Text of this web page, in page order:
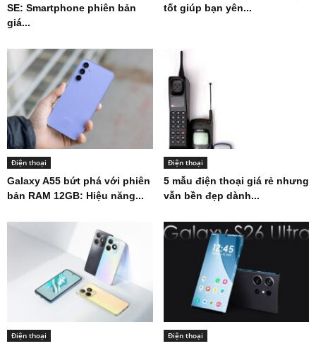
SE: Smartphone phiên bản
giá...
tốt giúp bạn yên...
Điện thoại
Galaxy A55 bứt phá với phiên
bản RAM 12GB: Hiệu năng...
Điện thoại
5 mẫu điện thoại giá rẻ nhưng
vẫn bền đẹp dành...
Điện thoại Điện thoại